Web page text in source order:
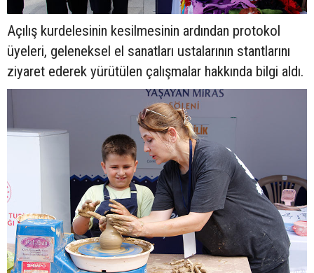
Açılış kurdelesinin kesilmesinin ardından protokol
üyeleri, geleneksel el sanatları ustalarının stantlarını
ziyaret ederek yürütülen çalışmalar hakkında bilgi aldı.